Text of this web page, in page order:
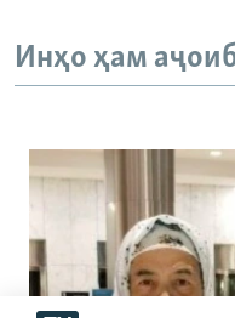
Инҳо ҳам